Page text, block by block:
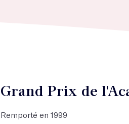
Grand Prix de
Remporté en 1999